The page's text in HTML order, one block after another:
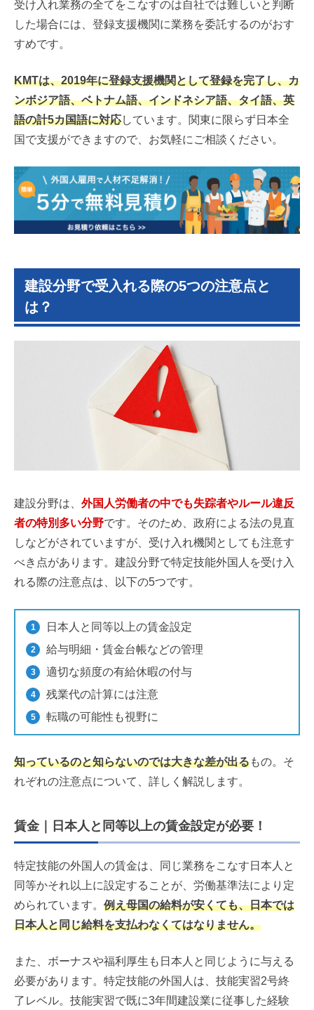
受け入れ業務の全てをこなすのは自社では難しいと判断
した場合には、登録支援機関に業務を委託するのがおす
すめです。
KMTは、2019年に登録支援機関として登録を完了し、カ
ンボジア語、ベトナム語、インドネシア語、タイ語、英
語の計5カ国語に対応しています。関東に限らず日本全
国で支援ができますので、お気軽にご相談ください。
建設分野で受入れる際の5つの注意点と
は？
建設分野は、 外国人労働者の中でも失踪者やルール違反
者の特別多い分野です。そのため、政府による法の見直
しなどがされていますが、受け入れ機関としても注意す
べき点があります。建設分野で特定技能外国人を受け入
れる際の注意点は、以下の5つです。
日本人と同等以上の賃金設定
給与明細・賃金台帳などの管理
適切な頻度の有給休暇の付与
残業代の計算には注意
転職の可能性も視野に
知っているのと知らないのでは大きな差が出るもの。そ
れぞれの注意点について、詳しく解説します。
賃金｜日本人と同等以上の賃金設定が必要！
特定技能の外国人の賃金は、同じ業務をこなす日本人と
同等かそれ以上に設定することが、労働基準法により定
められています。 例え母国の給料が安くても、日本では
日本人と同じ給料を支払わなくてはなりません。
また、ボーナスや福利厚生も日本人と同じように与える
必要があります。特定技能の外国人は、技能実習2号終
了レベル。技能実習で既に3年間建設業に従事した経験